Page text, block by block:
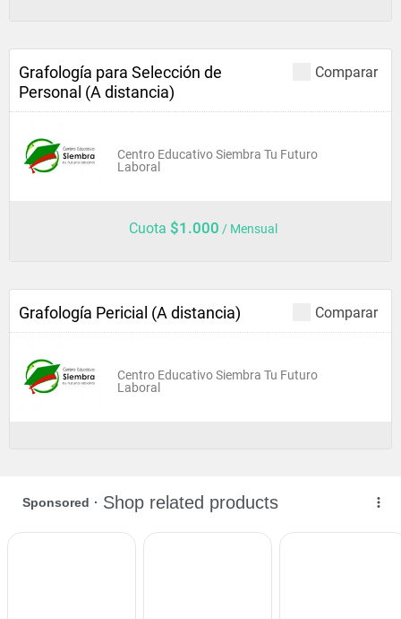
Comparar
Grafología para Selección de
Personal (A distancia)
Centro Educativo Siembra Tu Futuro
Laboral
Cuota $1.000 / Mensual
Comparar
Grafología Pericial (A distancia)
Centro Educativo Siembra Tu Futuro
Laboral